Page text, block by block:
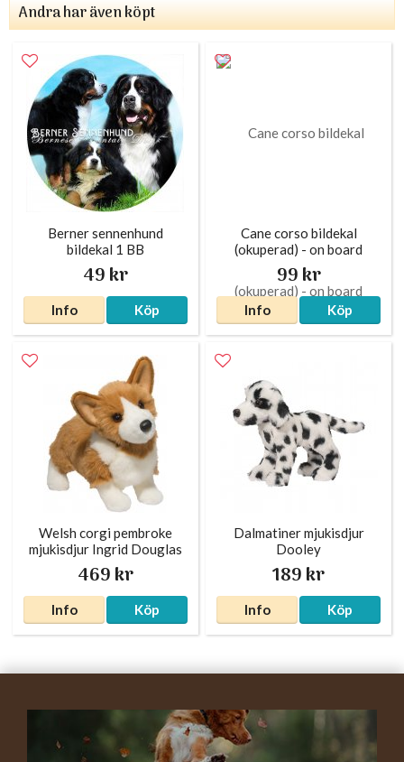
Andra har även köpt
Berner sennenhund
bildekal 1 BB
49 kr
Info Köp
Cane corso bildekal
(okuperad) - on board
99 kr
Info Köp
Welsh corgi pembroke
mjukisdjur Ingrid Douglas
469 kr
Info Köp
Dalmatiner mjukisdjur
Dooley
189 kr
Info Köp